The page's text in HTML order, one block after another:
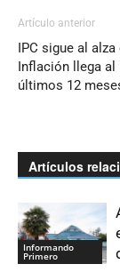
Artículo anterior
IPC sigue al alza
Inflación llega al
últimos 12
Artículos
Informando
Primero